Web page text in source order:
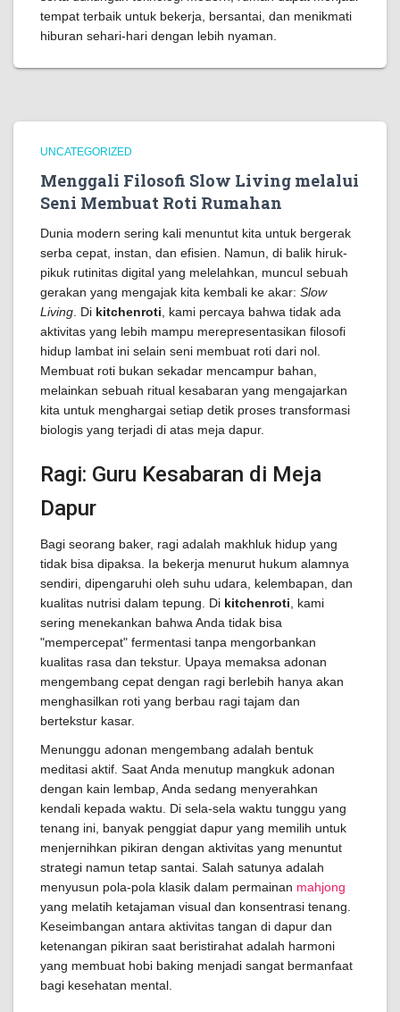
tempat terbaik untuk bekerja, bersantai, dan menikmati
hiburan sehari-hari dengan lebih nyaman.
UNCATEGORIZED
Menggali Filosofi Slow Living melalui
Seni Membuat Roti Rumahan
Dunia modern sering kali menuntut kita untuk bergerak
serba cepat, instan, dan efisien. Namun, di balik hiruk-
pikuk rutinitas digital yang melelahkan, muncul sebuah
gerakan yang mengajak kita kembali ke akar: Slow
Living . Di kitchenroti , kami percaya bahwa tidak ada
aktivitas yang lebih mampu merepresentasikan filosofi
hidup lambat ini selain seni membuat roti dari nol.
Membuat roti bukan sekadar mencampur bahan,
melainkan sebuah ritual kesabaran yang mengajarkan
kita untuk menghargai setiap detik proses transformasi
biologis yang terjadi di atas meja dapur.
Ragi: Guru Kesabaran di Meja
Dapur
Bagi seorang baker, ragi adalah makhluk hidup yang
tidak bisa dipaksa. Ia bekerja menurut hukum alamnya
sendiri, dipengaruhi oleh suhu udara, kelembapan, dan
kualitas nutrisi dalam tepung. Di kitchenroti , kami
sering menekankan bahwa Anda tidak bisa
"mempercepat" fermentasi tanpa mengorbankan
kualitas rasa dan tekstur. Upaya memaksa adonan
mengembang cepat dengan ragi berlebih hanya akan
menghasilkan roti yang berbau ragi tajam dan
bertekstur kasar.
Menunggu adonan mengembang adalah bentuk
meditasi aktif. Saat Anda menutup mangkuk adonan
dengan kain lembap, Anda sedang menyerahkan
kendali kepada waktu. Di sela-sela waktu tunggu yang
tenang ini, banyak penggiat dapur yang memilih untuk
menjernihkan pikiran dengan aktivitas yang menuntut
strategi namun tetap santai. Salah satunya adalah
menyusun pola-pola klasik dalam permainan mahjong
yang melatih ketajaman visual dan konsentrasi tenang.
Keseimbangan antara aktivitas tangan di dapur dan
ketenangan pikiran saat beristirahat adalah harmoni
yang membuat hobi baking menjadi sangat bermanfaat
bagi kesehatan mental.